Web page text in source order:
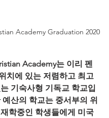
Academy Graduation 2020
Academy는 이리 펜
치에 있는 저렴하고 최고
기숙사형 기독교 학교입
산의 학교는 중서부의 위
학중인 학생들에게 미국